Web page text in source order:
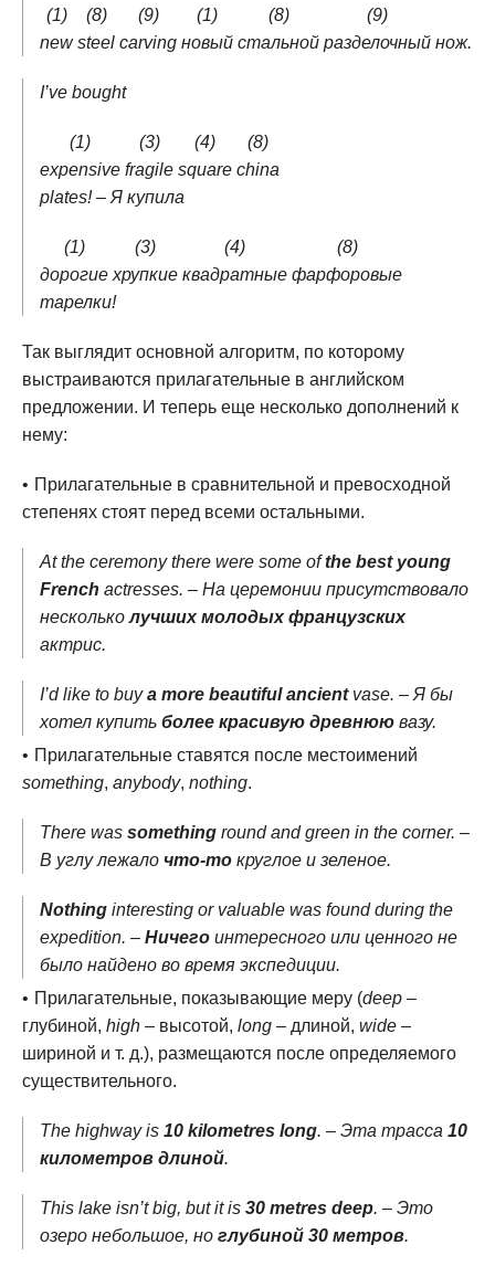
(1)
new
(8)
steel
(9)
carving
(1)
новый
(8)
стальной
(9)
разделочный нож.
I’ve bought
(1)
expensive
(3)
fragile
(4)
square
(8)
china
plates! – Я купила
(1)
дорогие
(3)
хрупкие
(4)
квадратные
(8)
фарфоровые
тарелки!
Так выглядит основной алгоритм, по которому
выстраиваются прилагательные в английском
предложении. И теперь еще несколько дополнений к
нему:
Прилагательные в сравнительной и превосходной
степенях стоят перед всеми остальными.
At the ceremony there were some ofthe best young
French actresses. – На церемонии присутствовало
нескольколучших молодых французских
актрис.
I’d like to buya more beautiful ancientvase. – Я бы
хотел купить более красивую древнюю вазу.
Прилагательные ставятся после местоимений
something, anybody, nothing.
There was something round and green in the corner. –
В углу лежало что-то круглое и зеленое.
Nothing interesting or valuable was found during the
expedition. – Ничего интересного или ценного не
было найдено во время экспедиции.
Прилагательные, показывающие меру (deep –
глубиной, high – высотой, long – длиной, wide –
шириной и т. д.), размещаются после определяемого
существительного.
The highway is 10 kilometres long. – Эта трасса 10
километров длиной.
This lake isn’t big, but it is 30 metres deep. – Это
озеро небольшое, но глубиной 30 метров.